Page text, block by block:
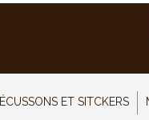
ÉCUSSONS ET SITCKERS